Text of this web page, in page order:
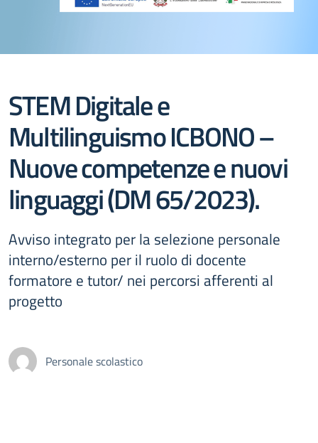
STEM Digitale e
Multilinguismo ICBONO –
Nuove competenze e nuovi
linguaggi (DM 65/2023).
Avviso integrato per la selezione personale
interno/esterno per il ruolo di docente
formatore e tutor/ nei percorsi afferenti al
progetto
Personale scolastico